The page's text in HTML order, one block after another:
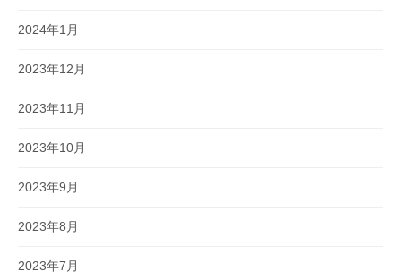
2024年1月
2023年12月
2023年11月
2023年10月
2023年9月
2023年8月
2023年7月